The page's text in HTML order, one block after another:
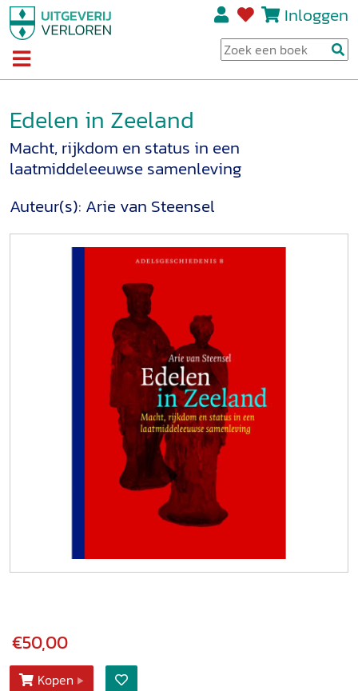
Inloggen
Edelen in Zeeland
Macht, rijkdom en status in een
laatmiddeleeuwse samenleving
Auteur(s): Arie van Steensel
€50,00
Kopen